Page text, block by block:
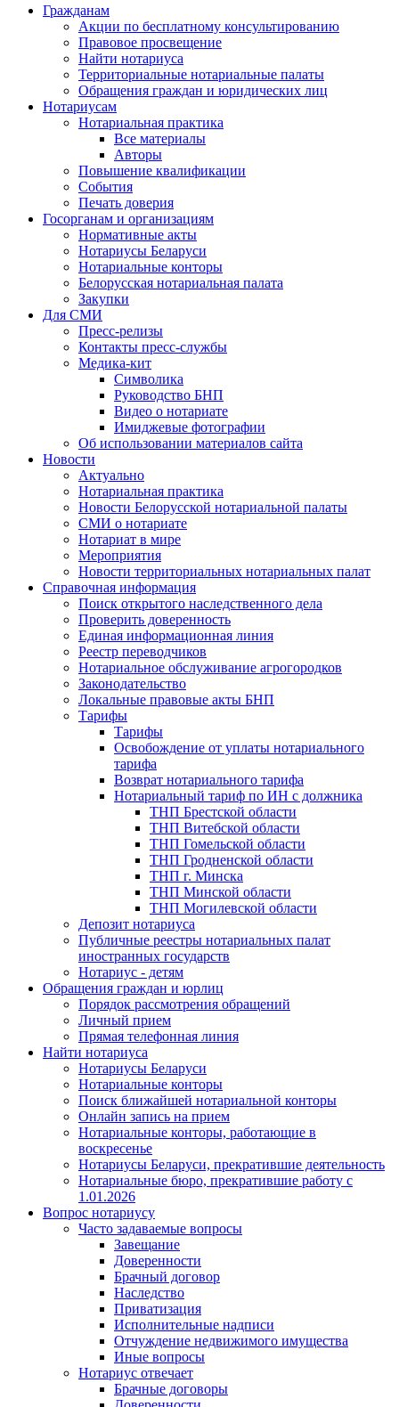
Гражданам
Акции по бесплатному консультированию
Правовое просвещение
Найти нотариуса
Территориальные нотариальные палаты
Обращения граждан и юридических лиц
Нотариусам
Нотариальная практика
Все материалы
Авторы
Повышение квалификации
События
Печать доверия
Госорганам и организациям
Нормативные акты
Нотариусы Беларуси
Нотариальные конторы
Белорусская нотариальная палата
Закупки
Для СМИ
Пресс-релизы
Контакты пресс-службы
Медика-кит
Символика
Руководство БНП
Видео о нотариате
Имиджевые фотографии
Об использовании материалов сайта
Новости
Актуально
Нотариальная практика
Новости Белорусской нотариальной палаты
СМИ о нотариате
Нотариат в мире
Мероприятия
Новости территориальных нотариальных палат
Справочная информация
Поиск открытого наследственного дела
Проверить доверенность
Единая информационная линия
Реестр переводчиков
Нотариальное обслуживание агрогородков
Законодательство
Локальные правовые акты БНП
Тарифы
Тарифы
Освобождение от уплаты нотариального
тарифа
Возврат нотариального тарифа
Нотариальный тариф по ИН с должника
ТНП Брестской области
ТНП Витебской области
ТНП Гомельской области
ТНП Гродненской области
ТНП г. Минска
ТНП Минской области
ТНП Могилевской области
Депозит нотариуса
Публичные реестры нотариальных палат
иностранных государств
Нотариус - детям
Обращения граждан и юрлиц
Порядок рассмотрения обращений
Личный прием
Прямая телефонная линия
Найти нотариуса
Нотариусы Беларуси
Нотариальные конторы
Поиск ближайшей нотариальной конторы
Онлайн запись на прием
Нотариальные конторы, работающие в
воскресенье
Нотариусы Беларуси, прекратившие деятельность
Нотариальные бюро, прекратившие работу с
1.01.2026
Вопрос нотариусу
Часто задаваемые вопросы
Завещание
Доверенности
Брачный договор
Наследство
Приватизация
Исполнительные надписи
Отчуждение недвижимого имущества
Иные вопросы
Нотариус отвечает
Брачные договоры